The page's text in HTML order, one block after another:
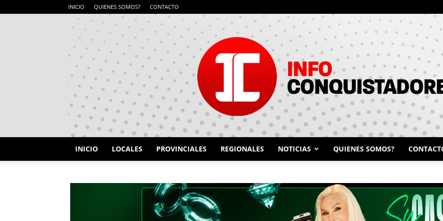
INICIO QUIENES SOMOS? CONTACTO
INICIO LOCALES PROVINCIALES REGIONALES NOTICIAS QUIENES SOMOS?